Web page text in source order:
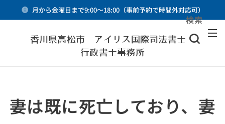
月から金曜日まで9:00～18:00（事前予約で時間外対応可）
香川県高松市 アイリス国際司法書士・
行政書士事務所
検索
妻は既に死亡しており、妻